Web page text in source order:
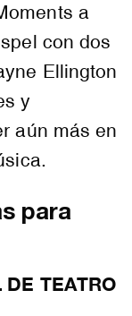
a
con dos
Ellington
y
aún más en
para
TEATRO